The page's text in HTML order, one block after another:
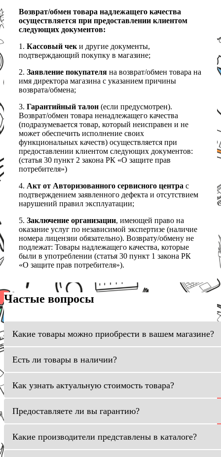
Возврат/обмен товара надлежащего качества
осуществляется при предоставлении клиентом
следующих документов:
1. Кассовый чеки другие документы,
подтверждающий покупку в магазине;
2. Заявление покупателя на возврат/обмен товара на
имя директора магазина с указанием причины
возврата/обмена;
3. Гарантийный талон (если предусмотрен).
Возврат/обмен товара ненадлежащего качества
(подразумевается товар, который неисправен и не
может обеспечить исполнение своих
функциональных качеств) осуществляется при
предоставлении клиентом следующих документов:
(статья 30 пункт 2 закона РК «О защите прав
потребителя»)
4. Акт от Авторизованного сервисного центра с
подтверждением заявленного дефекта и отсутствием
нарушений правил эксплуатации;
5. Заключение организации, имеющей право на
оказание услуг по независимой экспертизе (наличие
номера лицензии обязательно). Возврату/обмену не
подлежат: Товары надлежащего качества, которые
были в употреблении (статья 30 пункт 1 закона РК
«О защите прав потребителя»).
Частые вопросы
Какие товары можно приобрести в вашем магазине?
Есть ли товары в наличии?
Как узнать актуальную стоимость товара?
Предоставляете ли вы гарантию?
Какие производители представлены в каталоге?